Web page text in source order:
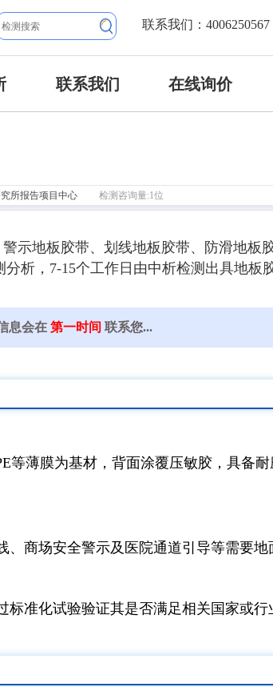
联系我们：4006250567
联系我们 在线询价
所报告项目中心 检测咨询量:1位
示地板胶带、划线地板胶带、防滑地板
析，7-15个工作日由中析检测出具地板
息会在第一时间 联系您...
等薄膜为基材，背面涂覆压敏胶，具备
商场安全警示及医院通道引导等需要地
准化试验验证其是否满足相关国家或行